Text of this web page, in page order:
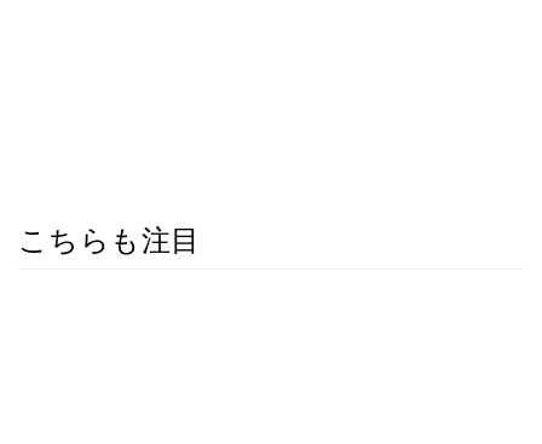
こちらも注目